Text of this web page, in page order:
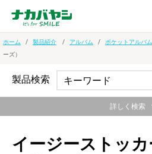
ホーム 製品紹介 アルバム ポケットアルバム
ーズ）
イージーストッ
製品検索
詳しく検索